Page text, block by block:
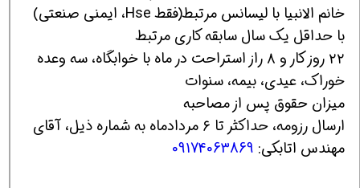
خانم الانبیا با لیسانس مرتبط(فقط Hse، ایمنی صنعتی)
با حداقل یک سال سابقه کاری مرتبط
۲۲ روز کار و ۸ راز استراحت در ماه با خوابگاه، سه وعده
خوراک، عیدی، بیمه، سنوات
میزان حقوق پس از مصاحبه
ارسال رزومه، حداکثر تا ۶ مردادماه به شماره ذیل، آقای
مهندس اتابکی: 09174063869